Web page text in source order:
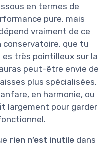
en termes de
pure, mais
vraiment de ce
que tu
très pointilleux sur la
peut-être envie de
plus spécialisées.
en harmonie, ou
largement pour garder
rien n’est inutile dans